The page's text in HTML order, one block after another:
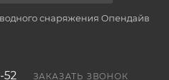
снаряжения Опендайв
52 ЗАКАЗАТЬ ЗВОНОК